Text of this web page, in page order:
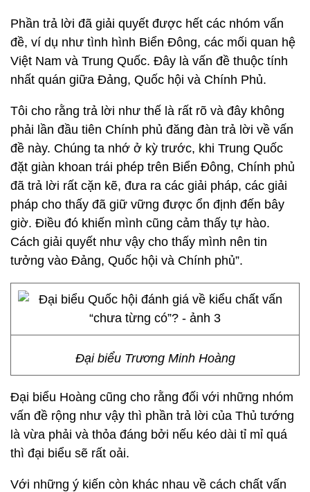
Phần trả lời đã giải quyết được hết các nhóm vấn
đề, ví dụ như tình hình Biển Đông, các mối quan hệ
Việt Nam và Trung Quốc. Đây là vấn đề thuộc tính
nhất quán giữa Đảng, Quốc hội và Chính Phủ.
Tôi cho rằng trả lời như thế là rất rõ và đây không
phải lần đầu tiên Chính phủ đăng đàn trả lời về vấn
đề này. Chúng ta nhớ ở kỳ trước, khi Trung Quốc
đặt giàn khoan trái phép trên Biển Đông, Chính phủ
đã trả lời rất cặn kẽ, đưa ra các giải pháp, các giải
pháp cho thấy đã giữ vững được ổn định đến bây
giờ. Điều đó khiến mình cũng cảm thấy tự hào.
Cách giải quyết như vậy cho thấy mình nên tin
tưởng vào Đảng, Quốc hội và Chính phủ”.
Đại biểu Trương Minh Hoàng
Đại biểu Hoàng cũng cho rằng đối với những nhóm
vấn đề rộng như vậy thì phần trả lời của Thủ tướng
là vừa phải và thỏa đáng bởi nếu kéo dài tỉ mỉ quá
thì đại biểu sẽ rất oải.
Với những ý kiến còn khác nhau về cách chất vấn